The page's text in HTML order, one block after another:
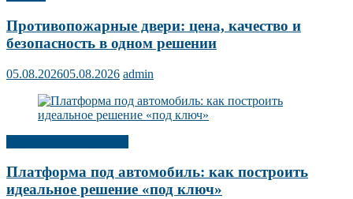
Противопожарные двери: цена, качество и
безопасность в одном решении
05.08.202605.08.2026 admin
Платформа под автомобиль: как построить
идеальное решение «под ключ»